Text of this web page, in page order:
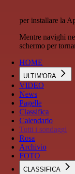
per installare la
Mentre navighi
schermo per
HOME
ULTIM'ORA
VIDEO
News
Pagelle
Classifica
Calendario
Tutti i sondaggi
Rosa
Archivio
FOTO
CLASSIFICA